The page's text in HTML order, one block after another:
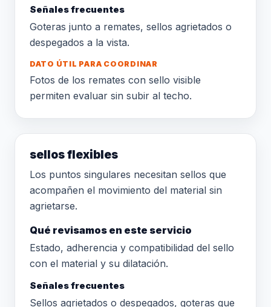
Señales frecuentes
Goteras junto a remates, sellos agrietados o
despegados a la vista.
DATO ÚTIL PARA COORDINAR
Fotos de los remates con sello visible
permiten evaluar sin subir al techo.
sellos flexibles
Los puntos singulares necesitan sellos que
acompañen el movimiento del material sin
agrietarse.
Qué revisamos en este servicio
Estado, adherencia y compatibilidad del sello
con el material y su dilatación.
Señales frecuentes
Sellos agrietados o despegados, goteras que